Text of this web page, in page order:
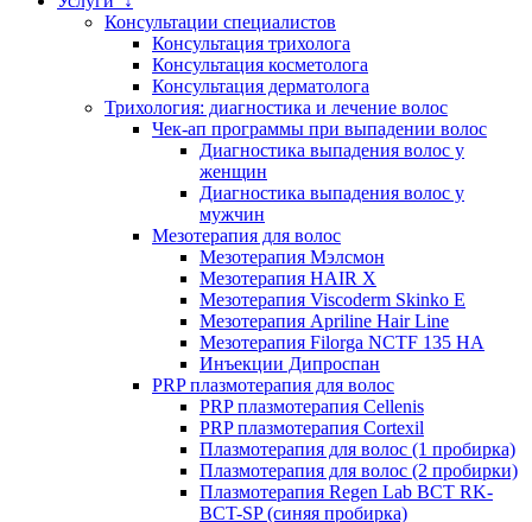
Консультации специалистов
Консультация трихолога
Консультация косметолога
Консультация дерматолога
Трихология: диагностика и лечение волос
Чек-ап программы при выпадении волос
Диагностика выпадения волос у
женщин
Диагностика выпадения волос у
мужчин
Мезотерапия для волос
Мезотерапия Мэлсмон
Мезотерапия HAIR X
Мезотерапия Viscoderm Skinko E
Мезотерапия Apriline Hair Line
Мезотерапия Filorga NCTF 135 HA
Инъекции Дипроспан
PRP плазмотерапия для волос
PRP плазмотерапия Cellenis
PRP плазмотерапия Cortexil
Плазмотерапия для волос (1 пробирка)
Плазмотерапия для волос (2 пробирки)
Плазмотерапия Regen Lab BCT RK-
BCT-SP (синяя пробирка)